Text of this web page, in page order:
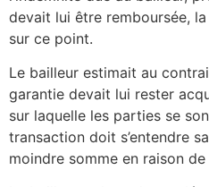
devait lui être remboursée,
sur ce point.
Le bailleur estimait au
garantie devait lui rester
sur laquelle les parties se
transaction doit s’entendre
moindre somme en raison de